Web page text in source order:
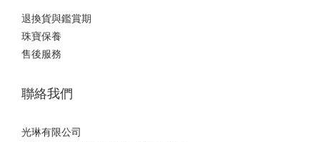
退換貨與鑑賞期
珠寶保養
售後服務
聯絡我們
光琳有限公司